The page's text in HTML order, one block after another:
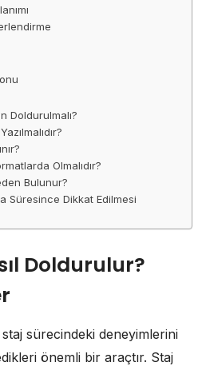
Doldurulmalı?
Olmalıdır?
Bulunur?
Süresince Dikkat Edilmesi
Doldurulur?
sürecindeki deneyimlerini
önemli bir araçtır. Staj